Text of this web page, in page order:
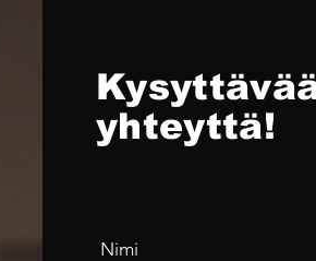
yhteyttä!
Nimi